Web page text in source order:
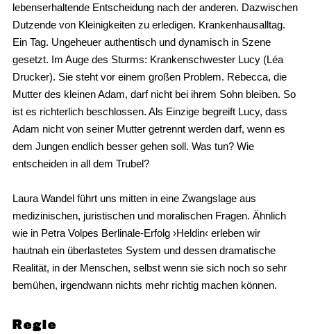
lebenserhaltende Entscheidung nach der anderen. Dazwischen
Dutzende von Kleinigkeiten zu erledigen. Krankenhausalltag.
Ein Tag. Ungeheuer authentisch und dynamisch in Szene
gesetzt. Im Auge des Sturms: Krankenschwester Lucy (Léa
Drucker). Sie steht vor einem großen Problem. Rebecca, die
Mutter des kleinen Adam, darf nicht bei ihrem Sohn bleiben. So
ist es richterlich beschlossen. Als Einzige begreift Lucy, dass
Adam nicht von seiner Mutter getrennt werden darf, wenn es
dem Jungen endlich besser gehen soll. Was tun? Wie
entscheiden in all dem Trubel?
Laura Wandel führt uns mitten in eine Zwangslage aus
medizinischen, juristischen und moralischen Fragen. Ähnlich
wie in Petra Volpes Berlinale-Erfolg ›Heldin‹ erleben wir
hautnah ein überlastetes System und dessen dramatische
Realität, in der Menschen, selbst wenn sie sich noch so sehr
bemühen, irgendwann nichts mehr richtig machen können.
Regie